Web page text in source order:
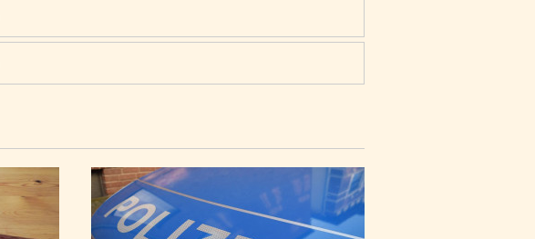
Mord verworfen
Unbekannter schießt auf fahrendes Auto